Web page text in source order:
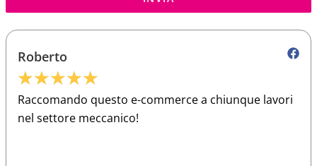
Roberto
★★★★★
Raccomando questo e-commerce a chiunque lavori
nel settore meccanico!